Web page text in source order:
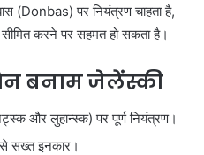
(Donbas) पर नियंत्रण चाहता है,
करने पर सहमत हो सकता है।
बनाम जेलेंस्की
और लुहान्स्क) पर पूर्ण नियंत्रण।
सख्त इनकार।